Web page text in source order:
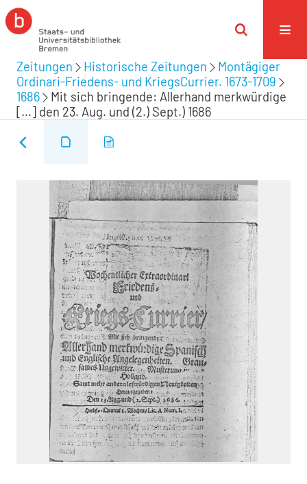
Zeitungen Historische Zeitungen
Montägiger
Ordinari-Friedens- und KriegsCurrier. 1673-1709
1686
Mit sich bringende: Allerhand merkwürdige
[...] den 23. Aug. und (2.) Sept.) 1686